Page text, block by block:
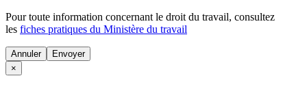
Pour toute information concernant le droit du travail, consultez
les fiches pratiques du Ministère du travail
Annuler
×